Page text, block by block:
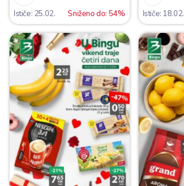
Ističe: 25.02. Sniženo do: 54% Ističe: 18.02.